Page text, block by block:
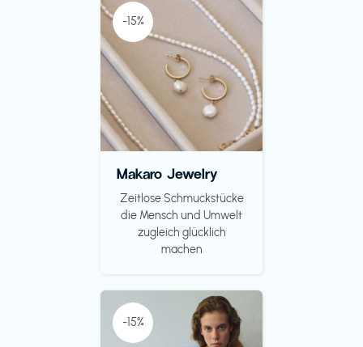
-15%
Makaro Jewelry
Zeitlose Schmuckstücke
die Mensch und Umwelt
zugleich glücklich
machen
-15%